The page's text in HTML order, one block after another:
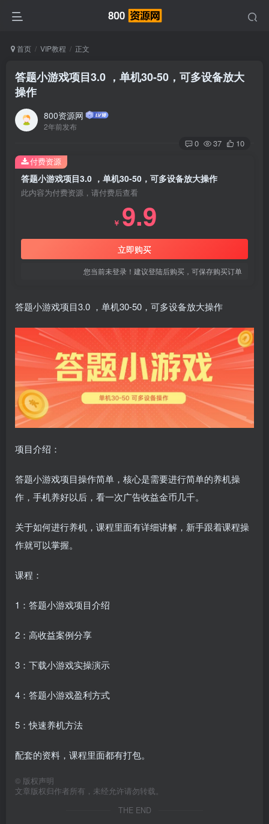
首页 VIP教程 正文
答题小游戏项目3.0 ，单机30-50，可多设备放大
操作
800资源网
2年前发布
0 37 10
答题小游戏项目3.0 ，单机30-50，可多设备放大操作
此内容为付费资源，请付费后查看
￥ 9.9
立即购买
您当前未登录！建议登陆后购买，可保存购买订单
付费资源
答题小游戏项目3.0 ，单机30-50，可多设备放大操作
项目介绍：
答题小游戏项目操作简单，核心是需要进行简单的养机操
作，手机养好以后，看一次广告收益金币几千。
关于如何进行养机，课程里面有详细讲解，新手跟着课程操
作就可以掌握。
课程：
1：答题小游戏项目介绍
2：高收益案例分享
3：下载小游戏实操演示
4：答题小游戏盈利方式
5：快速养机方法
配套的资料，课程里面都有打包。
© 版权声明
文章版权归作者所有，未经允许请勿转载。
THE END